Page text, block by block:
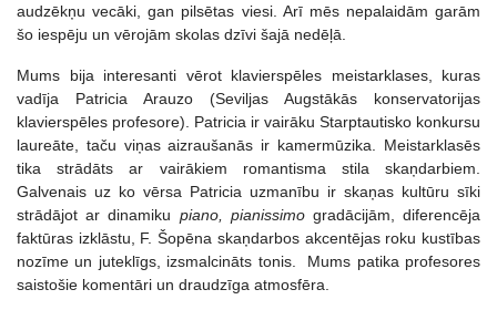
audzēkņu vecāki, gan pilsētas viesi. Arī mēs nepalaidām garām
šo iespēju un vērojām skolas dzīvi šajā nedēļā.
Mums bija interesanti vērot klavierspēles meistarklases, kuras
vadīja Patricia Arauzo (Seviljas Augstākās konservatorijas
klavierspēles profesore). Patricia ir vairāku Starptautisko konkursu
laureāte, taču viņas aizraušanās ir kamermūzika. Meistarklasēs
tika strādāts ar vairākiem romantisma stila skaņdarbiem.
Galvenais uz ko vērsa Patricia uzmanību ir skaņas kultūru sīki
strādājot ar dinamiku piano, pianissimo gradācijām, diferencēja
faktūras izklāstu, F. Šopēna skaņdarbos akcentējas roku kustības
nozīme un juteklīgs, izsmalcināts tonis. Mums patika profesores
saistošie komentāri un draudzīga atmosfēra.